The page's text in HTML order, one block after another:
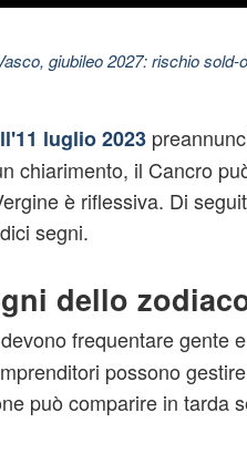
giubileo 2027: rischio
luglio 2023
chiarimento, il Cancro
è riflessiva. Di
segni.
dello
frequentare gente
possono
può comparire in tarda